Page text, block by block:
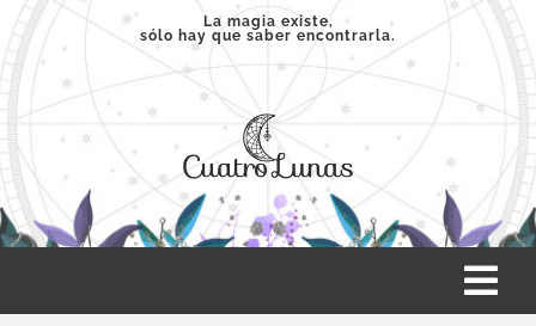
Saltar
contenido
La magia existe,
sólo hay que saber encontrarla.